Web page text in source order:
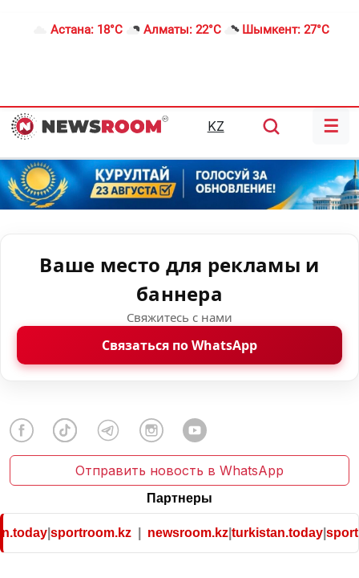
Астана: 18°C Алматы: 22°C Шымкент: 27°C
KZ ☰
Ваше место для рекламы и
баннера
Свяжитесь с нами
Связаться по WhatsApp
Отправить новость в WhatsApp
Партнеры
|sportroom.kz| newsroom.kz|turkistan.today|